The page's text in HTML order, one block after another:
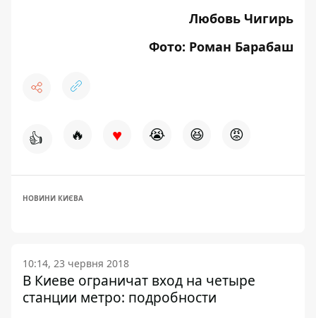
Любовь Чигирь
Фото: Роман Барабаш
👍 🔥 ♥ 😭 😆 😡
НОВИНИ КИЄВА
10:14, 23 червня 2018
В Киеве ограничат вход на четыре
станции метро: подробности